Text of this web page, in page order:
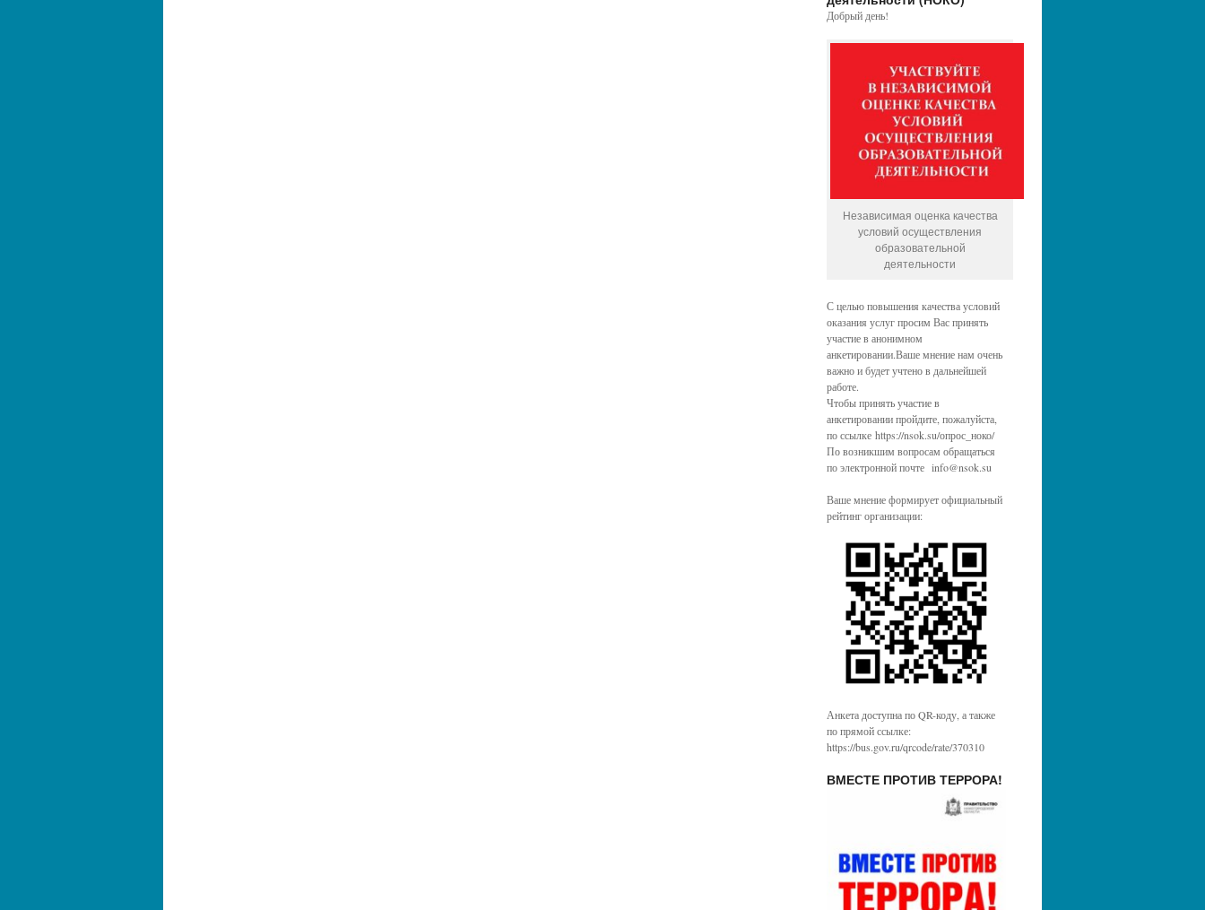
Добрый день!
Независимая оценка качества
условий осуществления
образовательной
деятельности
С целью повышения качества условий
оказания услуг просим Вас принять
участие в анонимном
анкетировании.Ваше мнение нам очень
важно и будет учтено в дальнейшей
работе.
Чтобы принять участие в
анкетировании пройдите, пожалуйста,
по ссылке https://nsok.su/опрос_ноко/
По возникшим вопросам обращаться
по электронной почте info@nsok.su
Ваше мнение формирует официальный
рейтинг организации:
Анкета доступна по QR-коду, а также
по прямой ссылке:
https://bus.gov.ru/qrcode/rate/370310
ВМЕСТЕ ПРОТИВ ТЕРРОРА!